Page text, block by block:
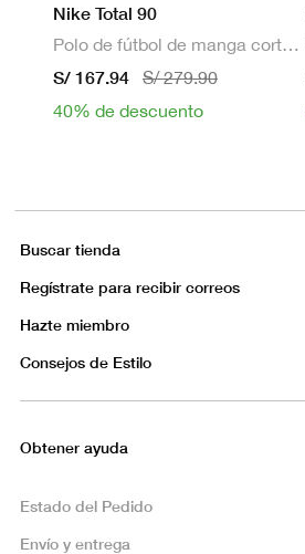
Nike Total 90
Polo de fútbol de manga corta Dri-FIT para hombre
S/ 167.94
S/ 279.90
40% de descuento
Buscar tienda
Regístrate para recibir correos
Hazte miembro
Consejos de Estilo
Obtener ayuda
Estado del Pedido
Envío y entrega